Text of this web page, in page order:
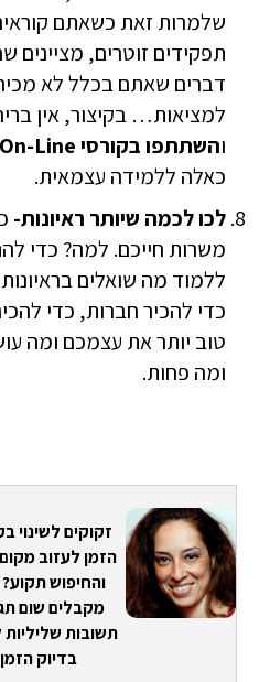
שלמרות זאת כשאתם
תפקידים זוטרים, מציינים
דברים שאתם בכלל לא
למציאות… בקיצור, אין
והשתתפו בקורסי On-Line-
כאלה ללמידה עצמאית.
לכו לכמה שיותר ראיונות-
משרות חייכם. למה? כדי
ללמוד מה שואלים
כדי להכיר חברות, כדי
טוב יותר את עצמכם ומה
ומה פחות.
זקוקים לשינוי
הזמן לעזוב
והחיפוש
מקבלים שום
תשובות
בדיוק